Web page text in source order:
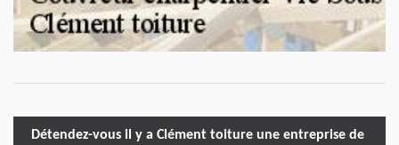
Détendez-vous il y a Clément toiture une entreprise de